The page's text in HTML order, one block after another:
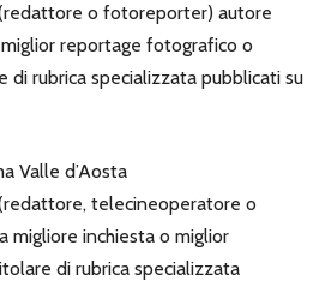
o fotoreporter) autore
reportage fotografico o
di rubrica specializzata pubblicati su
Valle d’Aosta
telecineoperatore o
inchiesta o miglior
di rubrica specializzata